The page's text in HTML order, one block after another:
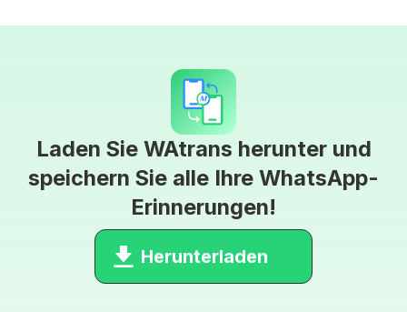
Laden Sie WAtrans herunter und
speichern Sie alle Ihre WhatsApp-
Erinnerungen!
Herunterladen